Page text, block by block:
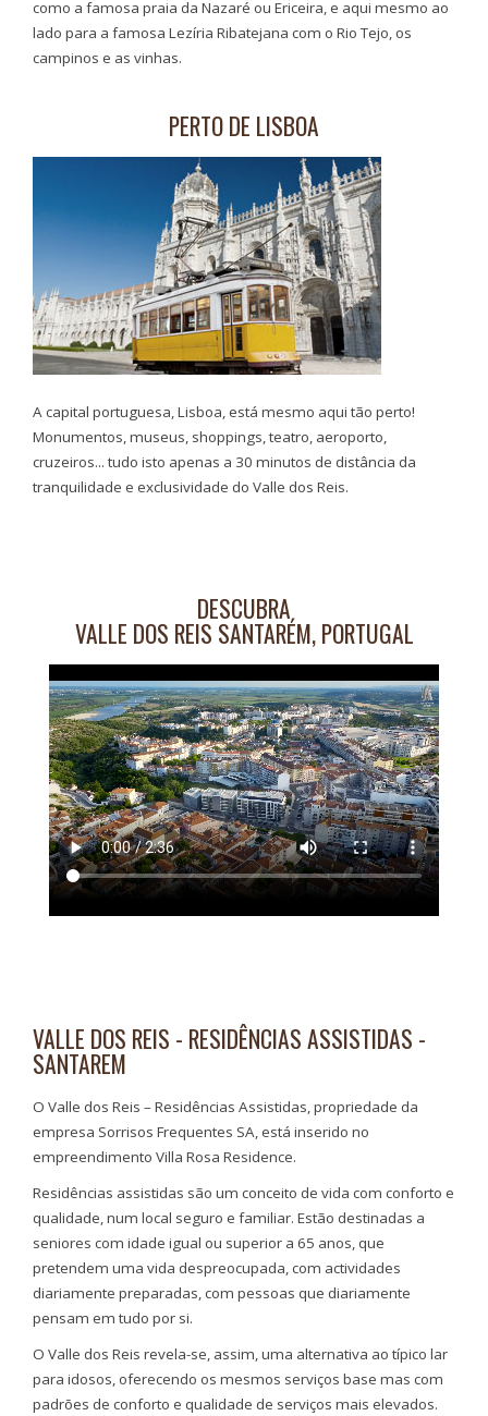
como a famosa praia da Nazaré ou Ericeira, e aqui mesmo ao
lado para a famosa Lezíria Ribatejana com o Rio Tejo, os
campinos e as vinhas.
PERTO DE LISBOA
A capital portuguesa, Lisboa, está mesmo aqui tão perto!
Monumentos, museus, shoppings, teatro, aeroporto,
cruzeiros... tudo isto apenas a 30 minutos de distância da
tranquilidade e exclusividade do Valle dos Reis.
DESCUBRA
VALLE DOS REIS SANTARÉM, PORTUGAL
VALLE DOS REIS - RESIDÊNCIAS ASSISTIDAS -
SANTAREM
O Valle dos Reis – Residências Assistidas, propriedade da
empresa Sorrisos Frequentes SA, está inserido no
empreendimento Villa Rosa Residence.
Residências assistidas são um conceito de vida com conforto e
qualidade, num local seguro e familiar. Estão destinadas a
seniores com idade igual ou superior a 65 anos, que
pretendem uma vida despreocupada, com actividades
diariamente preparadas, com pessoas que diariamente
pensam em tudo por si.
O Valle dos Reis revela-se, assim, uma alternativa ao típico lar
para idosos, oferecendo os mesmos serviços base mas com
padrões de conforto e qualidade de serviços mais elevados.